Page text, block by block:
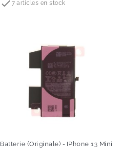
 7 articles en stock
Batterie (Originale) - IPhone 13 Mini